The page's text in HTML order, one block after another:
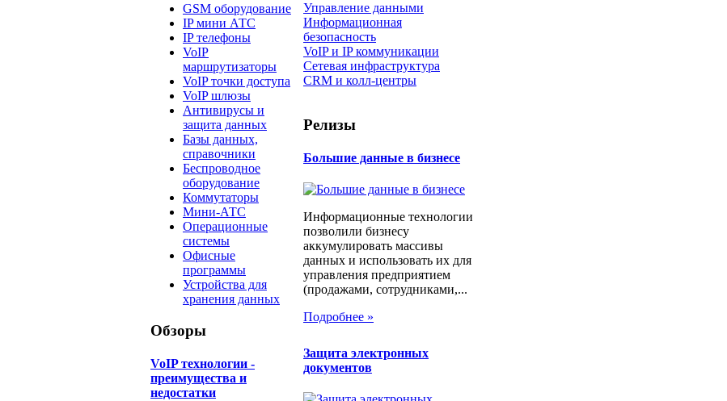
GSM оборудование
IP мини АТС
IP телефоны
VoIP
маршрутизаторы
VoIP точки доступа
VoIP шлюзы
Антивирусы и
защита данных
Базы данных,
справочники
Беспроводное
оборудование
Коммутаторы
Мини-АТС
Операционные
системы
Офисные
программы
Устройства для
хранения данных
Обзоры
​VoIP технологии -
преимущества и
недостатки
Управление данными
Информационная
безопасность
VoIP и IP коммуникации
Сетевая инфраструктура
CRM и колл-центры
Релизы
Большие данные в бизнесе
Информационные технологии
позволили бизнесу
аккумулировать массивы
данных и использовать их для
управления предприятием
(продажами, сотрудниками,...
Подробнее »
Защита электронных
документов